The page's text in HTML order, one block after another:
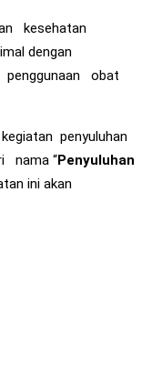
kesehatan
dengan
obat
penyuluhan
nama “Penyuluhan
ini akan